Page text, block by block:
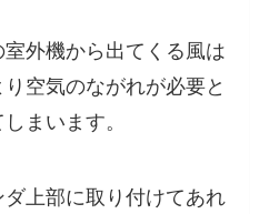
外機から出てくる風は
空気のながれが必要と
まいます。
上部に取り付けてあれ